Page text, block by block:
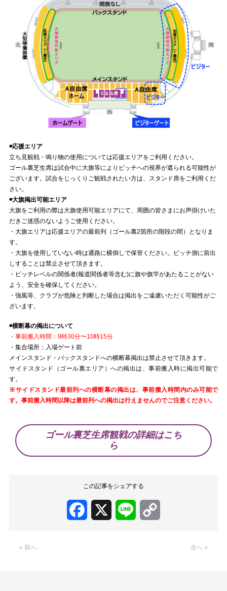
◉応援エリア
立ち見観戦・鳴り物の使用については応援エリアをご利用ください。
ゴール裏芝生席は試合中に大旗等によりピッチへの視界が遮られる可能性が
ございます。試合をじっくりご観戦されたい方は、スタンド席をご利用くだ
さい。
◉大旗掲出可能エリア
大旗をご利用の際は大旗使用可能エリアにて、周囲の皆さまにお声掛けいた
だきご迷惑のないようご使用ください。
・大旗エリアは応援エリアの最前列（ゴール裏2箇所の階段の間）となりま
す。
・大旗を使用していない時は通路に横倒しで保管ください。ピッチ側に前出
しすることは禁止させて頂きます。
・ピッチレベルの関係者(報道関係者等含む)に旗や旗竿があたることがない
よう、安全を確保してください。
・強風等、クラブが危険と判断した場合は掲出をご遠慮いただく可能性がご
ざいます。
◉横断幕の掲出について
・事前搬入時間：9時30分〜10時15分
・集合場所：入場ゲート前
メインスタンド・バックスタンドへの横断幕掲出は禁止させて頂きます。
サイドスタンド（ゴール裏エリア）への掲出は、事前搬入時に掲出可能で
す。
※サイドスタンド最前列への横断幕の掲出は、事前搬入時間内のみ可能で
す。 事前搬入時間以降は最前列への掲出は行えませんのでご注意ください。
ゴール裏芝生席観戦の詳細はこち
ら
この記事をシェアする
Facebook Line
« 前へ 次へ »